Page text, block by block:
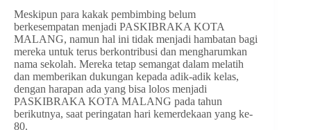
Meskipun para kakak pembimbing belum
berkesempatan menjadi PASKIBRAKA KOTA
MALANG, namun hal ini tidak menjadi hambatan bagi
mereka untuk terus berkontribusi dan mengharumkan
nama sekolah. Mereka tetap semangat dalam melatih
dan memberikan dukungan kepada adik-adik kelas,
dengan harapan ada yang bisa lolos menjadi
PASKIBRAKA KOTA MALANG pada tahun
berikutnya, saat peringatan hari kemerdekaan yang ke-
80.